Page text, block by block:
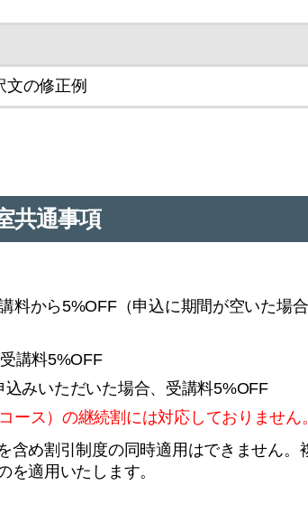
の修正例
共通事項
から5%OFF（申込に期間が空いた場合
講料5%OFF
みいただいた場合、受講料5%OFF
ス）の継続割には対応しておりません。
め割引制度の同時適用はできません。
適用いたします。